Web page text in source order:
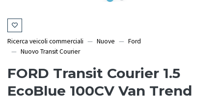
Ricerca veicoli commerciali Nuove
Ford
Nuovo Transit Courier
FORD Transit Courier 1.5
EcoBlue 100CV Van Trend